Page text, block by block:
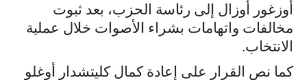
أوزغور أوزال إلى رئاسة الحزب، بعد ثبوت
مخالفات واتهامات بشراء الأصوات خلال عملية
الانتخاب.
كما نص القرار على إعادة كمال كليتشدار أوغلو